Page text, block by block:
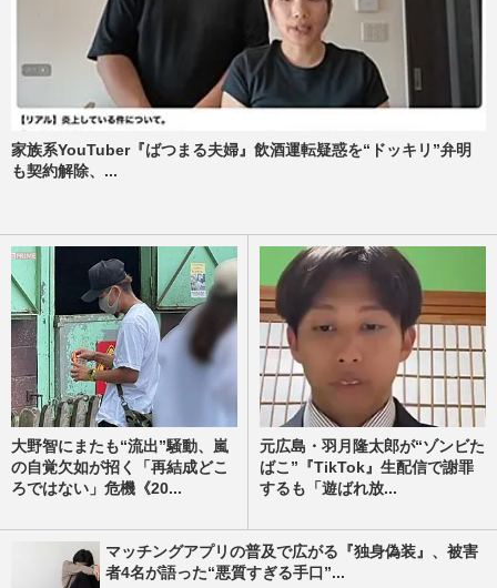
家族系YouTuber『ばつまる夫婦』飲酒運転疑惑を“ドッキリ”弁明
も契約解除、...
大野智にまたも“流出”騒動、嵐
の自覚欠如が招く「再結成どこ
ろではない」危機《20...
元広島・羽月隆太郎が“ゾンビた
ばこ”『TikTok』生配信で謝罪
するも「遊ばれ放...
マッチングアプリの普及で広がる『独身偽装』、被害
者4名が語った“悪質すぎる手口”...